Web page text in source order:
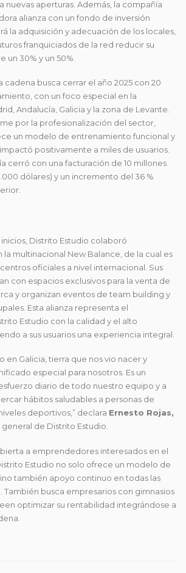
nuevas aperturas. Además, la compañía
alianza con un fondo de inversión
la adquisición y adecuación de los locales,
franquiciados de la red reducir su
un 30% y un 50%.
cadena busca cerrar el año 2025 con 20
con un foco especial en la
Andalucía, Galicia y la zona de Levante.
por la profesionalización del sector,
un modelo de entrenamiento funcional y
positivamente a miles de usuarios.
cerró con una facturación de 10 millones
dólares) y un incremento del 36 %
Distrito Estudio colaboró
multinacional New Balance, de la cual es
oficiales a nivel internacional. Sus
con espacios exclusivos para la venta de
y organizan eventos de team building y
Esta alianza representa el
Estudio con la calidad y el alto
a sus usuarios una experiencia integral.
en Galicia, tierra que nos vio nacer y
especial para nosotros. Es un
diario de todo nuestro equipo y a
hábitos saludables a personas de
deportivos,” declara Ernesto Rojas,
de Distrito Estudio.
a emprendedores interesados en el
Estudio no solo ofrece un modelo de
también apoyo continuo en todas las
También busca empresarios con gimnasios
optimizar su rentabilidad integrándose a